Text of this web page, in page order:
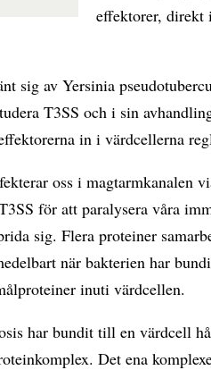
effektorer, direkt
sig av Yersinia
T3SS och i sin
in i värdcellerna
oss i magtarmkanalen
för att paralysera våra
sig. Flera proteiner
när bakterien har
inuti värdcellen.
har bundit till en värdcell
Det ena